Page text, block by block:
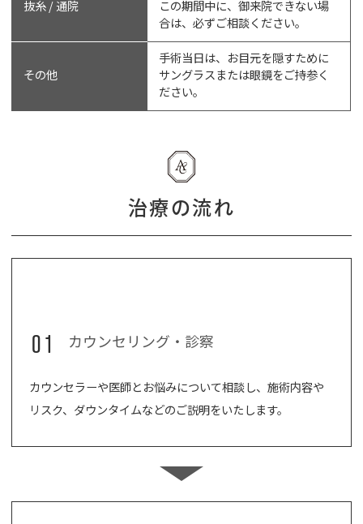
抜糸 / 通院
この期間中に、御来院できない場
合は、必ずご相談ください。
その他
手術当日は、お目元を隠すために
サングラスまたは眼鏡をご持参く
ださい。
治療の流れ
01 カウンセリング・診察
カウンセラーや医師とお悩みについて相談し、施術内容や
リスク、ダウンタイムなどのご説明をいたします。